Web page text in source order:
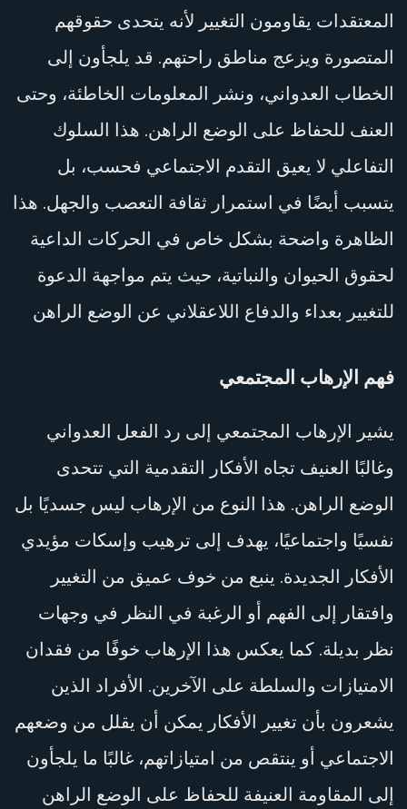
المعتقدات يقاومون التغيير لأنه يتحدى حقوقهم
المتصورة ويزعج مناطق راحتهم. قد يلجأون إلى
الخطاب العدواني، ونشر المعلومات الخاطئة، وحتى
العنف للحفاظ على الوضع الراهن. هذا السلوك
التفاعلي لا يعيق التقدم الاجتماعي فحسب، بل
يتسبب أيضًا في استمرار ثقافة التعصب والجهل. هذا
الظاهرة واضحة بشكل خاص في الحركات الداعية
لحقوق الحيوان والنباتية، حيث يتم مواجهة الدعوة
للتغيير بعداء والدفاع اللاعقلاني عن الوضع الراهن
فهم الإرهاب المجتمعي
يشير الإرهاب المجتمعي إلى رد الفعل العدواني
وغالبًا العنيف تجاه الأفكار التقدمية التي تتحدى
الوضع الراهن. هذا النوع من الإرهاب ليس جسديًا بل
نفسيًا واجتماعيًا، يهدف إلى ترهيب وإسكات مؤيدي
الأفكار الجديدة. ينبع من خوف عميق من التغيير
وافتقار إلى الفهم أو الرغبة في النظر في وجهات
نظر بديلة. كما يعكس هذا الإرهاب خوفًا من فقدان
الامتيازات والسلطة على الآخرين. الأفراد الذين
يشعرون بأن تغيير الأفكار يمكن أن يقلل من وضعهم
الاجتماعي أو ينتقص من امتيازاتهم، غالبًا ما يلجأون
إلى المقاومة العنيفة للحفاظ على الوضع الراهن